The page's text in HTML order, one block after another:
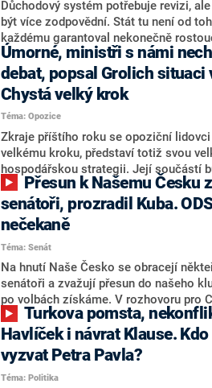
Důchodový systém potřebuje revizi,
být více zodpovědní. Stát tu není od
každému garantoval nekonečně
Chybí tu nový systém a my ho
hejtman Jihočeského kraje a předseda
Česko Martin Kuba v rozhovoru pro
V čele státu pak podle něj nemůže být
střetem zájmů omezoval čerpání
dodal. Řešení u Andreje Babiše ale
Úmorné, ministři s námi
debat, popsal Grolich situaci
Chystá velký krok
Téma: Opozice
Zkraje příštího roku se opoziční
velkému kroku, představí totiž svou
hospodářskou strategii. Její součástí
stárnutí populace, řekl ve středu na
nový předseda lidovců Jan Grolich.
senátních volbách kandiduje ve
aktivitu opozice, o níž vládní strany
komentátoři mluví jako o slabé a v
úmorná práce upozorňovat na chyby
námi navíc nechodí do debat. Chceme
svoje témata,“ odpověděl Grolich na
NEWS.
senátoři, prozradil Kuba.
nečekaně
Téma: Senát
Na hnutí Naše Česko se obracejí
senátoři a zvažují přesun do našeho
po volbách získáme. V rozhovoru pro
NEWS to řekl zakladatel hnutí a
Martin Kuba. Konkrétní nebyl, ale
například senátora Zdeňka Hrabu, který
součástí klubu ODS a TOP 09. Hraba to
redakce nevyloučil. Předseda klubu
Havlíček i návrat Klause.
vyzvat Petra Pavla?
Téma: Politika